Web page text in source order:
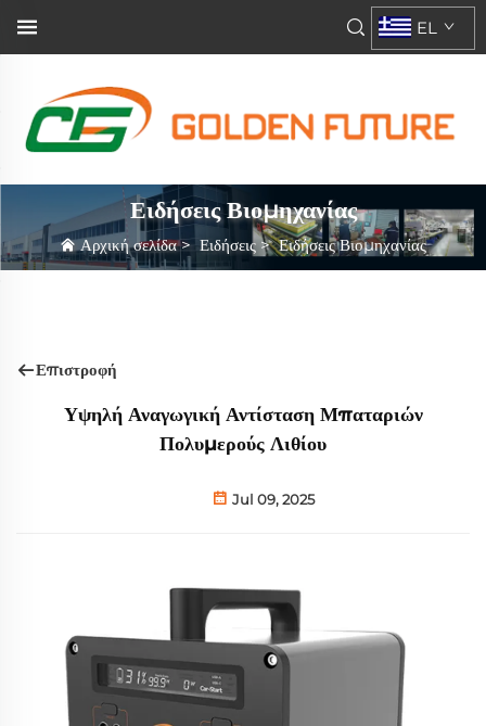
EL
Ειδήσεις Βιομηχανίας
Αρχική σελίδα>Ειδήσεις>Ειδήσεις Βιομηχανίας
Επιστροφή
Υψηλή Αναγωγική Αντίσταση Μπαταριών
Πολυμερούς Λιθίου
Jul 09, 2025